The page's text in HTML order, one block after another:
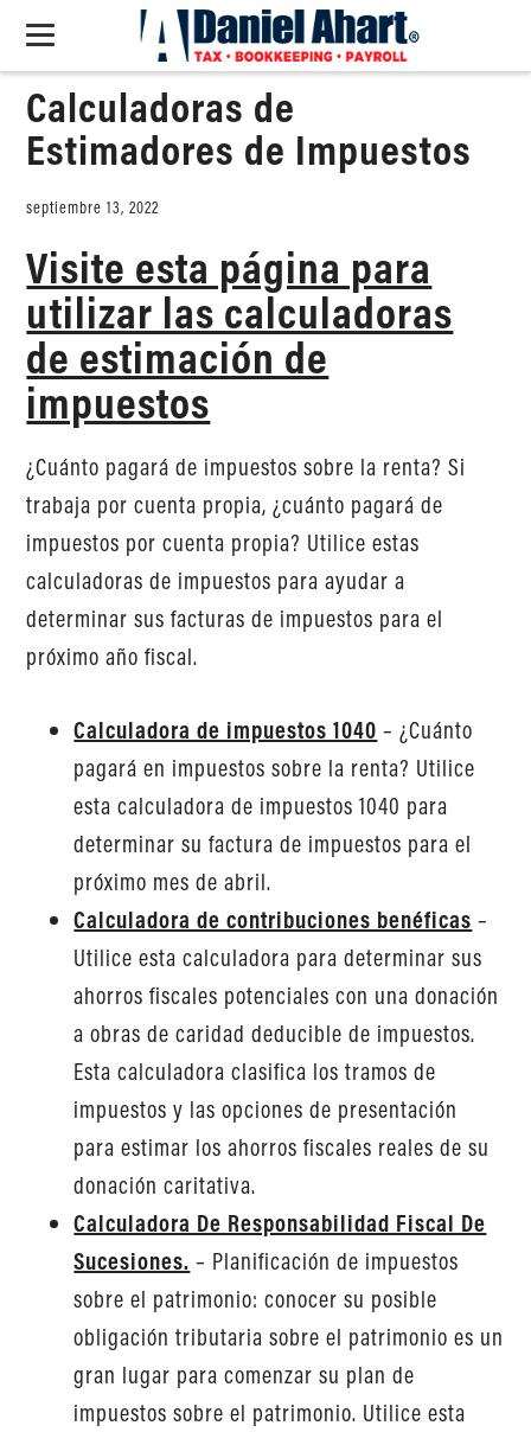
Calculadoras de
Estimadores de Impuestos
septiembre 13, 2022
Visite esta página para
utilizar las calculadoras
de estimación de
impuestos
¿Cuánto pagará de impuestos sobre la renta? Si
trabaja por cuenta propia, ¿cuánto pagará de
impuestos por cuenta propia? Utilice estas
calculadoras de impuestos para ayudar a
determinar sus facturas de impuestos para el
próximo año fiscal.
Calculadora de impuestos 1040 – ¿Cuánto
pagará en impuestos sobre la renta? Utilice
esta calculadora de impuestos 1040 para
determinar su factura de impuestos para el
próximo mes de abril.
Calculadora de contribuciones benéficas –
Utilice esta calculadora para determinar sus
ahorros fiscales potenciales con una donación
a obras de caridad deducible de impuestos.
Esta calculadora clasifica los tramos de
impuestos y las opciones de presentación
para estimar los ahorros fiscales reales de su
donación caritativa.
Calculadora De Responsabilidad Fiscal De
Sucesiones. – Planificación de impuestos
sobre el patrimonio: conocer su posible
obligación tributaria sobre el patrimonio es un
gran lugar para comenzar su plan de
impuestos sobre el patrimonio. Utilice esta